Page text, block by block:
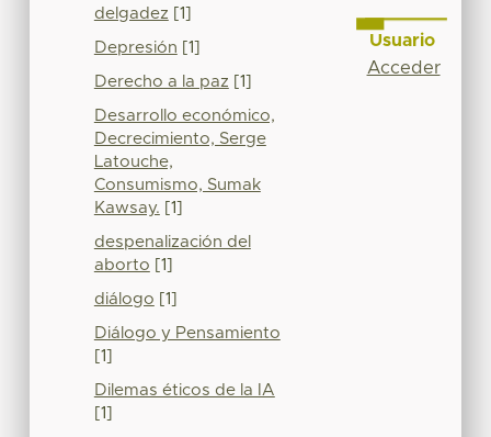
delgadez [1]
Depresión [1]
Derecho a la paz [1]
Desarrollo económico,
Decrecimiento, Serge
Latouche,
Consumismo, Sumak
Kawsay. [1]
despenalización del
aborto [1]
diálogo [1]
Diálogo y Pensamiento
[1]
Dilemas éticos de la IA
[1]
Usuario
Acceder